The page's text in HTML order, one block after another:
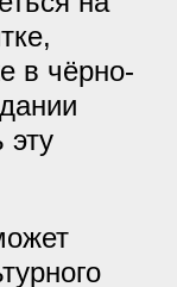
в чёрно-
эту